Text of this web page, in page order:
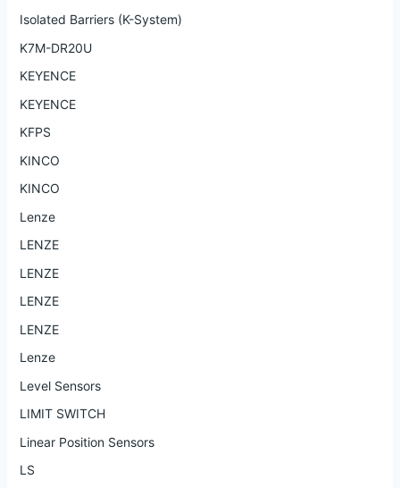
Isolated Barriers (K-System)
K7M-DR20U
KEYENCE
KEYENCE
KFPS
KINCO
KINCO
Lenze
LENZE
LENZE
LENZE
LENZE
Lenze
Level Sensors
LIMIT SWITCH
Linear Position Sensors
LS